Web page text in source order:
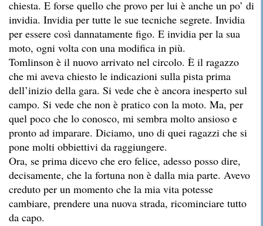
chiesta. E forse quello che provo per lui è anche un po’ di
invidia. Invidia per tutte le sue tecniche segrete. Invidia
per essere così dannatamente figo. E invidia per la sua
moto, ogni volta con una modifica in più.
Tomlinson è il nuovo arrivato nel circolo. È il ragazzo
che mi aveva chiesto le indicazioni sulla pista prima
dell’inizio della gara. Si vede che è ancora inesperto sul
campo. Si vede che non è pratico con la moto. Ma, per
quel poco che lo conosco, mi sembra molto ansioso e
pronto ad imparare. Diciamo, uno di quei ragazzi che si
pone molti obbiettivi da raggiungere.
Ora, se prima dicevo che ero felice, adesso posso dire,
decisamente, che la fortuna non è dalla mia parte. Avevo
creduto per un momento che la mia vita potesse
cambiare, prendere una nuova strada, ricominciare tutto
da capo.